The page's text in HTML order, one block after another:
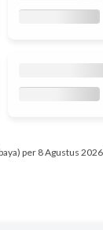
per 8 Agustus